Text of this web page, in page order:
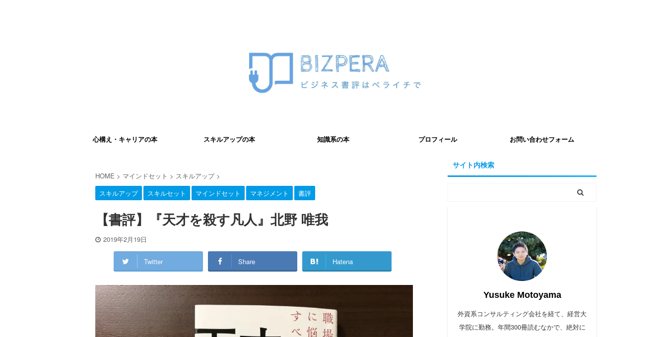
心構え・キャリアの本 スキルアップの本 知識系の本 プロフィール お問い合わせフォーム
HOME > マインドセット > スキルアップ >
スキルアップ
スキルセット マインドセット マネジメント 書評
【書評】『天才を殺す凡人』北野 唯我
2019年2月19日
Twitter Share Hatena
サイト内検索
Yusuke Motoyama
外資系コンサルティング会社を経て、経営大
学院に勤務。年間300冊読むなかで、絶対に